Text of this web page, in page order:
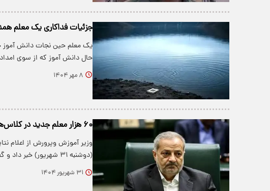
جزئیات فداکاری یک معلم
یک معلم حین نجات دانش آموز
حال دانش آموز که از سوی
۸ مهر ۱۴۰۴
۶۰ هزار معلم جدید در کلاس‌های درس از فردا: آغاز سال تحصیلی با خبری خوش!
(دوشنبه ۳۱ شهریور) خبر داد و گفت: حدود…
۳۱ شهریور ۱۴۰۴